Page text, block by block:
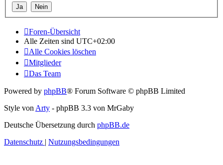
Foren-Übersicht
Alle Zeiten sind UTC+02:00
Alle Cookies löschen
Mitglieder
Das Team
Powered by phpBB® Forum Software © phpBB Limited
Style vonArty - phpBB 3.3 von MrGaby
Deutsche Übersetzung durch phpBB.de
Datenschutz | Nutzungsbedingungen